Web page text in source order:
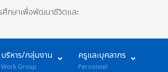
ศึกษาเพื่อพัฒนาชีวิตและ
บริหาร/กลุ่มงาน
Work Group
ครูและบุคลากร
Personnel